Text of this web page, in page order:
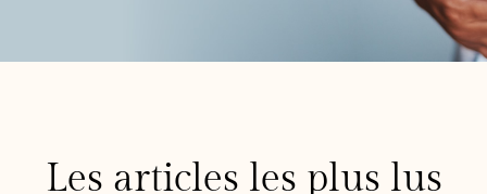
Les articles les plus lus